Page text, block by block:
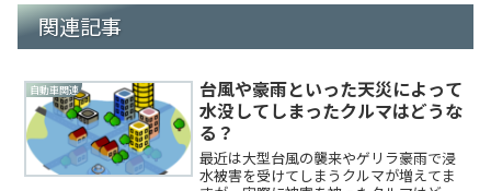
関連記事
自動車関連
台風や豪雨といった天災によって
水没してしまったクルマはどうな
る？
最近は大型台風の襲来やゲリラ豪雨で浸
水被害を受けてしまうクルマが増えてま